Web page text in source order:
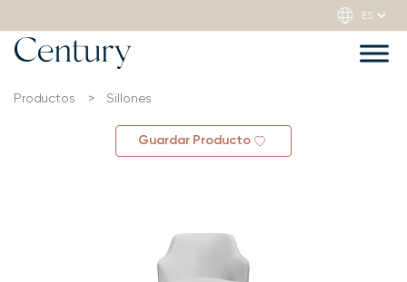
Productos > Sillones
Guardar Producto